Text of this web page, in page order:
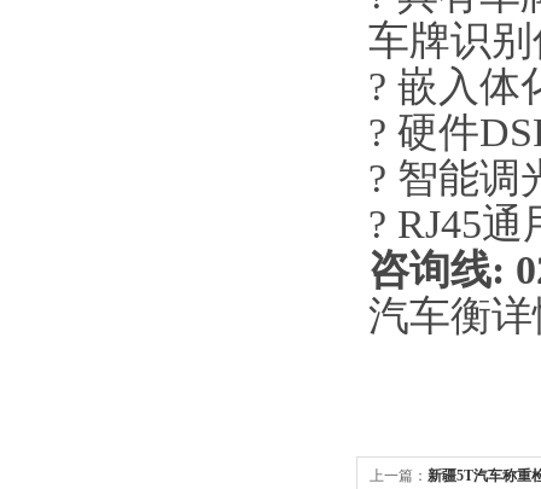
车牌识
? 嵌入体
? 硬件
? 智能调
? RJ45
咨询线:
汽车衡
上一篇： 新疆5T汽车称重